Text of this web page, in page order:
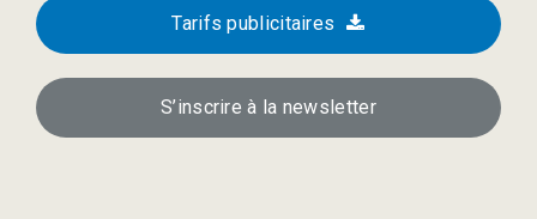
Tarifs publicitaires
S’inscrire à la newsletter